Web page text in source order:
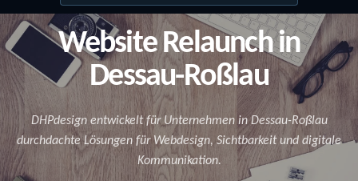
Website Relaunch in
Dessau-Roßlau
DHPdesign entwickelt für Unternehmen in Dessau-Roßlau
durchdachte Lösungen für Webdesign, Sichtbarkeit und digitale
Kommunikation.